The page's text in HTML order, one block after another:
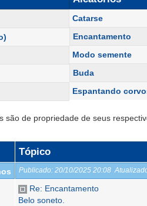
Catarse
Encantamento
Modo semente
Buda
Espantando
são de propriedade de seus
Tópico
Publicado: 20/10/2025 20:08
Re: Encantamento
Belo soneto.